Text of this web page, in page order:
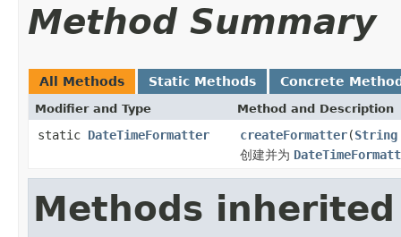
Method Summary
All Methods Static Methods Concrete
Modifier and Type Method and Description
static DateTimeFormatter createFormatter(String
创建并为
Methods